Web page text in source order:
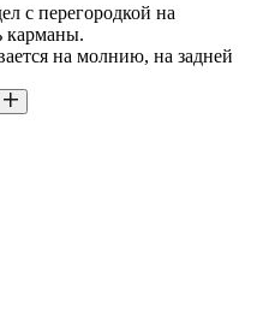
с перегородкой на
карманы.
на молнию, на задней